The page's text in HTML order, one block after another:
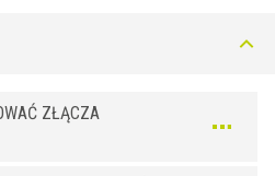
ZŁĄCZA